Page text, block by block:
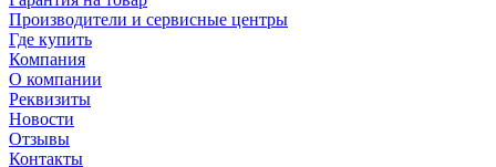
Производители и сервисные центры
Где купить
Компания
О компании
Реквизиты
Новости
Отзывы
Контакты